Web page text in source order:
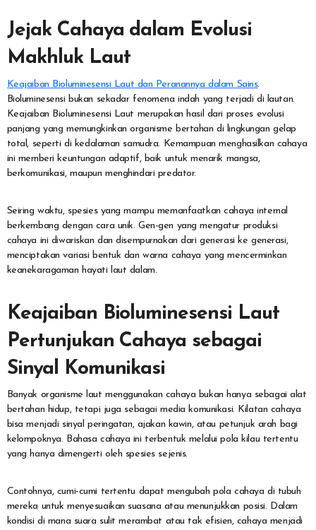
Jejak Cahaya dalam Evolusi
Makhluk Laut
Keajaiban Bioluminesensi Laut dan Peranannya dalam Sains.
Bioluminesensi bukan sekadar fenomena indah yang terjadi di lautan.
Keajaiban Bioluminesensi Laut merupakan hasil dari proses evolusi
panjang yang memungkinkan organisme bertahan di lingkungan gelap
total, seperti di kedalaman samudra. Kemampuan menghasilkan cahaya
ini memberi keuntungan adaptif, baik untuk menarik mangsa,
berkomunikasi, maupun menghindari predator.
Seiring waktu, spesies yang mampu memanfaatkan cahaya internal
berkembang dengan cara unik. Gen-gen yang mengatur produksi
cahaya ini diwariskan dan disempurnakan dari generasi ke generasi,
menciptakan variasi bentuk dan warna cahaya yang mencerminkan
keanekaragaman hayati laut dalam.
Keajaiban Bioluminesensi Laut
Pertunjukan Cahaya sebagai
Sinyal Komunikasi
Banyak organisme laut menggunakan cahaya bukan hanya sebagai alat
bertahan hidup, tetapi juga sebagai media komunikasi. Kilatan cahaya
bisa menjadi sinyal peringatan, ajakan kawin, atau petunjuk arah bagi
kelompoknya. Bahasa cahaya ini terbentuk melalui pola kilau tertentu
yang hanya dimengerti oleh spesies sejenis.
Contohnya, cumi-cumi tertentu dapat mengubah pola cahaya di tubuh
mereka untuk menyesuaikan suasana atau menunjukkan posisi. Dalam
kondisi di mana suara sulit merambat atau tak efisien, cahaya menjadi